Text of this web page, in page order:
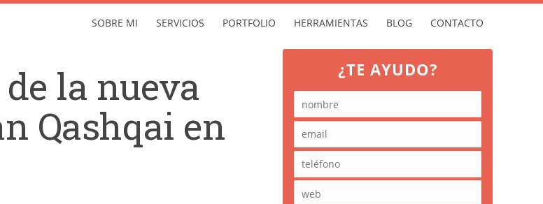
SOBRE MI SERVICIOS PORTFOLIO HERRAMIENTAS BLOG CONTACTO
la nueva
Qashqai en
¿TE AYUDO?